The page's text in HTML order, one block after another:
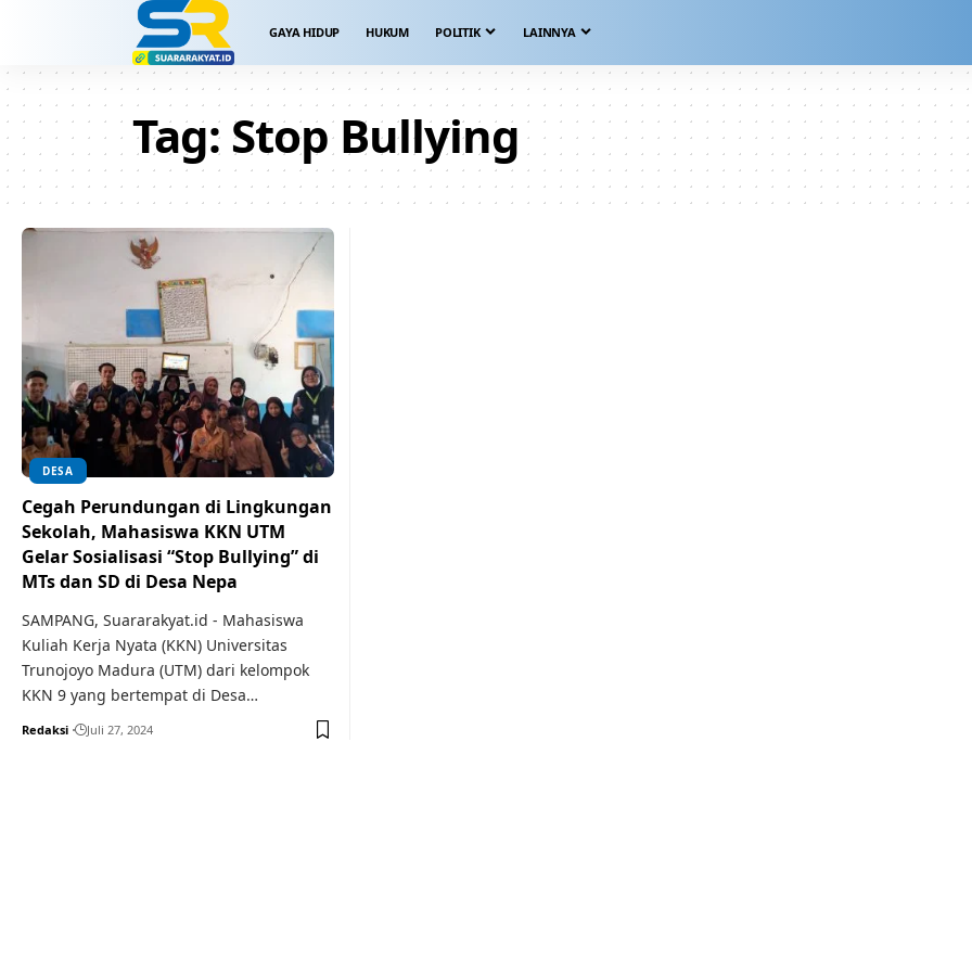
GAYA HIDUP HUKUM POLITIK LAINNYA
Tag: Stop Bullying
DESA
Cegah Perundungan di Lingkungan
Sekolah, Mahasiswa KKN UTM
Gelar Sosialisasi “Stop Bullying” di
MTs dan SD di Desa Nepa
SAMPANG, Suararakyat.id - Mahasiswa
Kuliah Kerja Nyata (KKN) Universitas
Trunojoyo Madura (UTM) dari kelompok
KKN 9 yang bertempat di Desa…
Redaksi Juli 27, 2024